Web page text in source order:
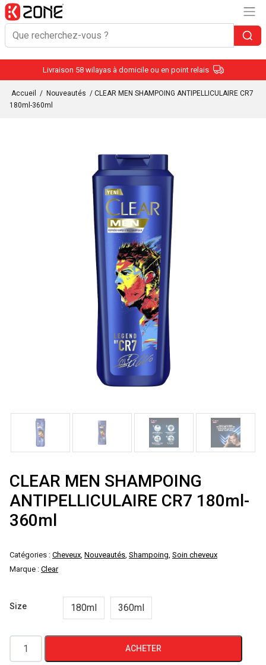
Livraison 58 wilayas à domicile ou en point relais
Accueil / Nouveautés / CLEAR MEN SHAMPOING ANTIPELLICULAIRE CR7
180ml-360ml
CLEAR MEN SHAMPOING
ANTIPELLICULAIRE CR7 180ml-
360ml
Catégories : Cheveux, Nouveautés, Shampoing, Soin cheveux
Marque : Clear
Size 180ml 360ml
quantité
de
ACHETER